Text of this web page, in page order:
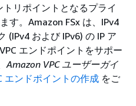
リポイントとなるプライ
す。Amazon FSx は、IPv4
(IPv4 および IPv6) の IP ア
エンドポイントをサポー
Amazon VPC ユーザーガイ
エンドポイントの作成 をご